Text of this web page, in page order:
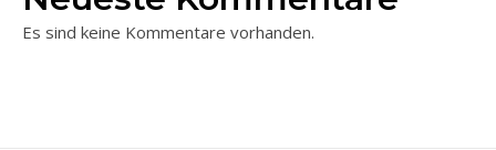
Es sind keine Kommentare vorhanden.